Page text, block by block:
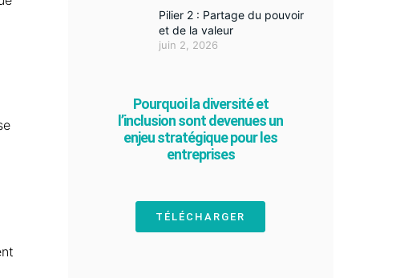
Pilier 2 : Partage du pouvoir
et de la valeur
juin 2, 2026
Pourquoi la diversité et
l’inclusion sont devenues un
enjeu stratégique pour les
entreprises
TÉLÉCHARGER